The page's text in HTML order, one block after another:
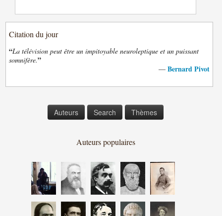
Citation du jour
“La télévision peut être un impitoyable neuroleptique et un puissant
somnifère.”
— Bernard Pivot
Auteurs Search Thèmes
Auteurs populaires